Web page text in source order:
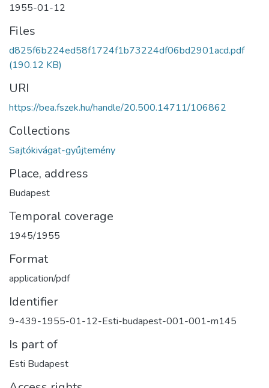
1955-01-12
Files
d825f6b224ed58f1724f1b73224df06bd2901acd.pdf
(190.12 KB)
URI
https://bea.fszek.hu/handle/20.500.14711/106862
Collections
Sajtókivágat-gyűjtemény
Place, address
Budapest
Temporal coverage
1945/1955
Format
application/pdf
Identifier
9-439-1955-01-12-Esti-budapest-001-001-m145
Is part of
Esti Budapest